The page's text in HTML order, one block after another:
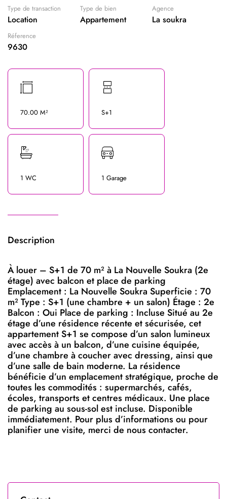
Type de transaction
Location
Type de bien
Appartement
Agence
La soukra
Réference
9630
70.00 M² S+1
1 WC 1 Garage
Description
À louer – S+1 de 70 m² à La Nouvelle Soukra (2e
étage) avec balcon et place de parking
Emplacement : La Nouvelle Soukra Superficie : 70
m² Type : S+1 (une chambre + un salon) Étage : 2e
Balcon : Oui Place de parking : Incluse Situé au 2e
étage d’une résidence récente et sécurisée, cet
appartement S+1 se compose d’un salon lumineux
avec accès à un balcon, d’une cuisine équipée,
d’une chambre à coucher avec dressing, ainsi que
d’une salle de bain moderne. La résidence
bénéficie d’un emplacement stratégique, proche de
toutes les commodités : supermarchés, cafés,
écoles, transports et centres médicaux. Une place
de parking au sous-sol est incluse. Disponible
immédiatement. Pour plus d’informations ou pour
planifier une visite, merci de nous contacter.